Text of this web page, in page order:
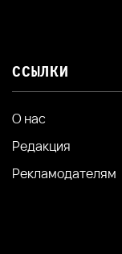
ССЫЛКИ
О нас
Редакция
Рекламодателям